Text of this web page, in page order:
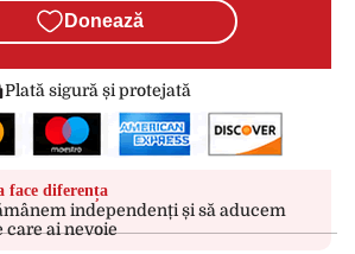
Donează
Plată sigură și protejată
face diferența
independenți și să aducem
ai nevoie